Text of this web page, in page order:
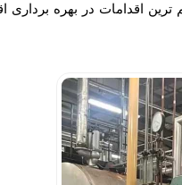
اقدامات در بهره